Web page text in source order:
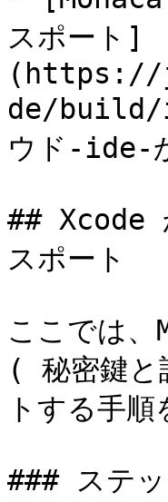
スポート]
(https://
de/build/
ウド-ide-
## Xcode
スポート
ここでは
( 秘密鍵
トする手順
### ステ